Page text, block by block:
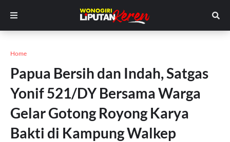
Home
Papua Bersih dan Indah, Satgas
Yonif 521/DY Bersama Warga
Gelar Gotong Royong Karya
Bakti di Kampung Walkep